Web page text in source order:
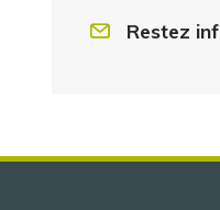
Restez